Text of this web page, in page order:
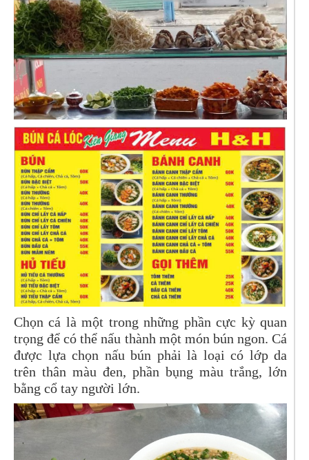
Chọn cá là một trong những phần cực kỳ quan
trọng để có thể nấu thành một món bún ngon. Cá
được lựa chọn nấu bún phải là loại có lớp da
trên thân màu đen, phần bụng màu trắng, lớn
bằng cổ tay người lớn.